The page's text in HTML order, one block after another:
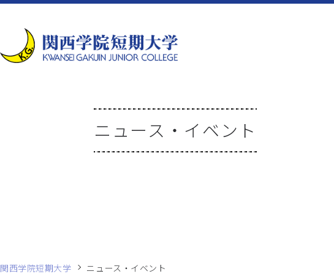
ニュース・イベント
関西学院短期大学 ニュース・イベント